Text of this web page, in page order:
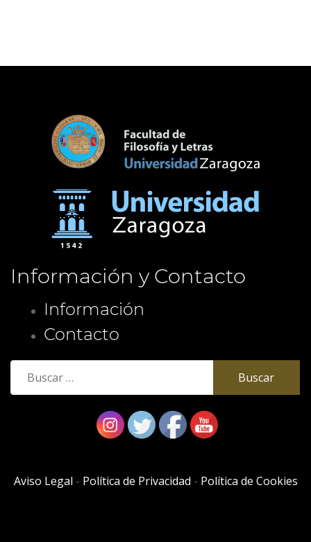
Información y Contacto
Información
Contacto
Buscar:
Aviso Legal - Política de Privacidad - Política de Cookies